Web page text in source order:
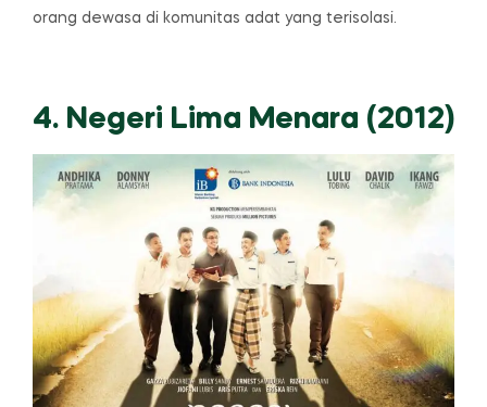
orang dewasa di komunitas adat yang terisolasi.
4. Negeri Lima Menara (2012)